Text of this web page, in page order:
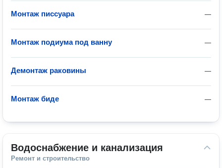
—
Монтаж писсуара
—
Монтаж подиума под ванну
—
Демонтаж раковины
—
Монтаж биде
Водоснабжение и канализация
Ремонт и строительство